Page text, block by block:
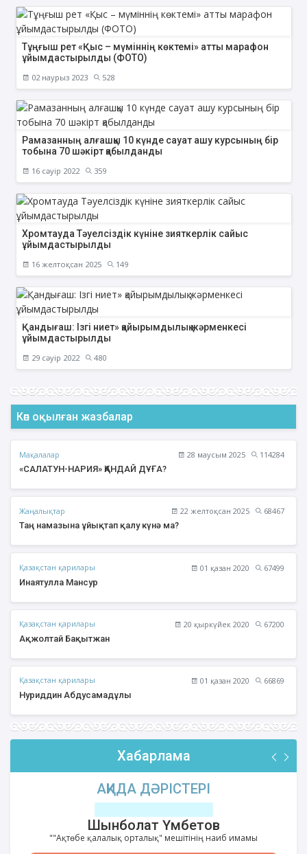
Тұңғыш рет «Қыс – мүміннің көктемі» атты марафон
ұйымдастырылды (ФОТО)
02 наурыз 2023 528
Рамазанның алғашқы 10 күнде сауат ашу курсының бір
тобына 70 шәкірт қабылданды
16 сәуір 2022 359
Хромтауда Тәуелсіздік күніне зияткерлік сайыс
ұйымдастырылды
16 желтоқсан 2025 149
Қандығаш: Ізгі ниет» қайырымдылық жәрменкесі
ұйымдастырылды
29 сәуір 2022 480
Көп оқылған жазбалар
Мақалалар 28 маусым 2025
114284
«САЛАТУН-НАРИЯ» ҚАНДАЙ ДҰҒА?
Жаңалықтар 22 желтоқсан 2025
68467
Таң намазына ұйықтап қалу күнә ма?
Қазақстан қарилары 01 қазан 2020
67499
Инаятулла Мансур
Қазақстан қарилары 20 қыркүйек 2020
67200
Ақжолтай Бақытжан
Қазақстан қарилары 01 қазан 2020
66869
Нуриддин Абдусамадұлы
Хабарлама
АҚИДА ДӘРІСТЕРІ
Шынболат Үмбетов
""Ақтөбе қалалық орталық" мешітінің наиб имамы